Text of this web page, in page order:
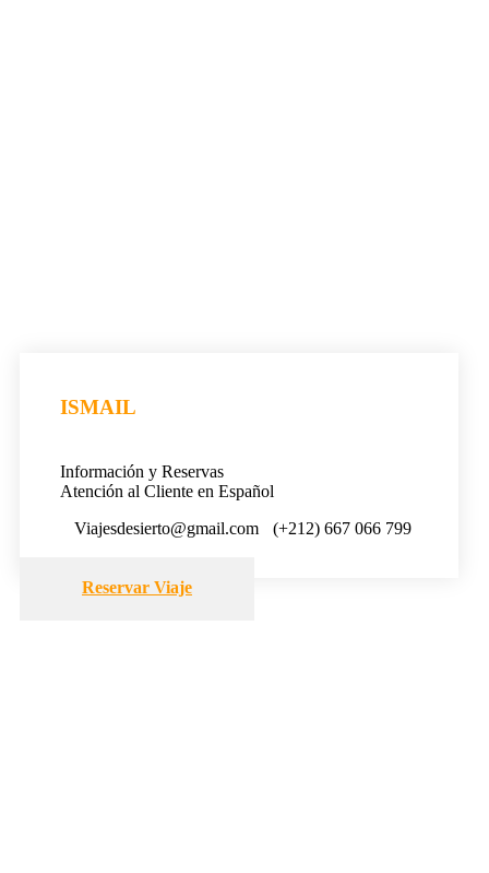
ISMAIL
Información y Reservas
Atención al Cliente en Español
Viajesdesierto@gmail.com
(+212) 667 066 799
Reservar Viaje